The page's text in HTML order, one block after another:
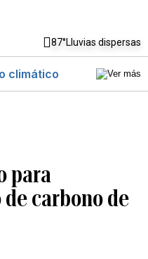
87°Lluvias dispersas
climático
para
carbono de